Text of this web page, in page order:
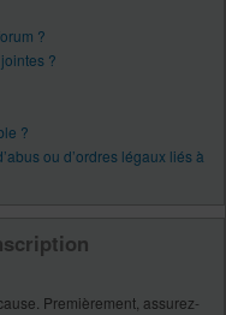
?
?
?
ou d’ordres légaux liés à
Premièrement, assurez-